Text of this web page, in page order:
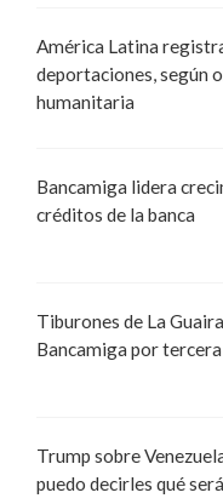
América Latina
deportaciones, según
humanitaria
Bancamiga lidera
créditos de la banca
Tiburones de La
Bancamiga por
Trump sobre
puedo decirles qué